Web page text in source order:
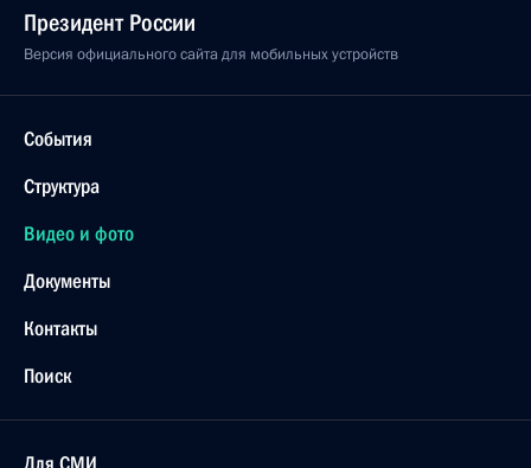
Президент России
Версия официального сайта для мобильных устройств
События
Структура
Видео и фото
Документы
Контакты
Поиск
Для СМИ